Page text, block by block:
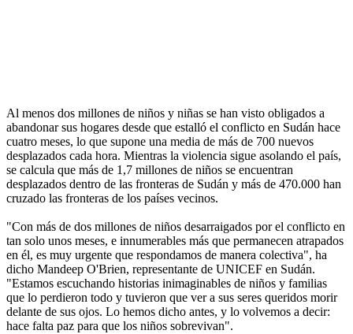
Al menos dos millones de niños y niñas se han visto obligados a
abandonar sus hogares desde que estalló el conflicto en Sudán hace
cuatro meses, lo que supone una media de más de 700 nuevos
desplazados cada hora. Mientras la violencia sigue asolando el país,
se calcula que más de 1,7 millones de niños se encuentran
desplazados dentro de las fronteras de Sudán y más de 470.000 han
cruzado las fronteras de los países vecinos.
"Con más de dos millones de niños desarraigados por el conflicto en
tan solo unos meses, e innumerables más que permanecen atrapados
en él, es muy urgente que respondamos de manera colectiva", ha
dicho Mandeep O'Brien, representante de UNICEF en Sudán.
"Estamos escuchando historias inimaginables de niños y familias
que lo perdieron todo y tuvieron que ver a sus seres queridos morir
delante de sus ojos. Lo hemos dicho antes, y lo volvemos a decir:
hace falta paz para que los niños sobrevivan".